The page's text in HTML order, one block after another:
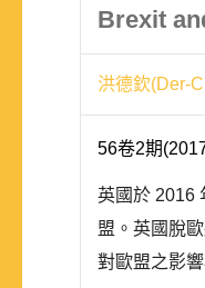
Brexit
洪德欽(Der-
56卷2期
英國於 2016
盟。英國脫
對歐盟之影